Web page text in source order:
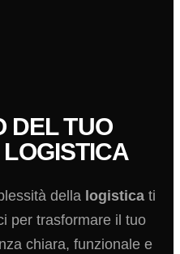
DEL TUO
della logistica ti
per trasformare il tuo
chiara, funzionale e